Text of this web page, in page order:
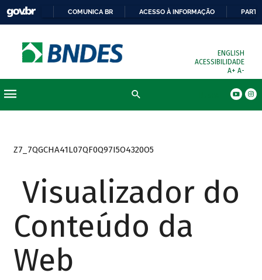
COMUNICA BR ACESSO À INFORMAÇÃO
ENGLISH
ACESSIBILIDADE
A+ A-
Z7_7QGCHA41L07QF0Q97I5O4320O5
Visualizador do
Conteúdo da
Web